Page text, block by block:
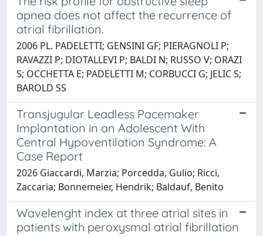
apnea does not affect the recurrence of
atrial fibrillation.
2006 PL. PADELETTI; GENSINI GF; PIERAGNOLI P;
RAVAZZI P; DIOTALLEVI P; BALDI N; RUSSO V; ORAZI
S; OCCHETTA E; PADELETTI M; CORBUCCI G; JELIC S;
BAROLD SS
Transjugular Leadless Pacemaker
Implantation in an Adolescent With
Central Hypoventilation Syndrome: A
Case Report
2026 Giaccardi, Marzia; Porcedda, Gulio; Ricci,
Zaccaria; Bonnemeier, Hendrik; Baldauf, Benito
Wavelenght index at three atrial sites in
patients with peroxysmal atrial fibrillation